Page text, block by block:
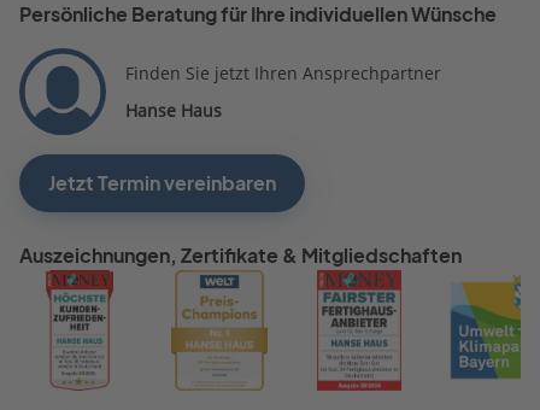
Persönliche Beratung für Ihre individuellen Wünsche
Finden Sie jetzt Ihren Ansprechpartner
Hanse Haus
Jetzt Termin vereinbaren
Auszeichnungen, Zertifikate & Mitgliedschaften